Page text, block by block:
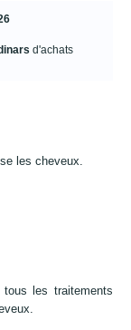
d'achats
les cheveux.
les traitements